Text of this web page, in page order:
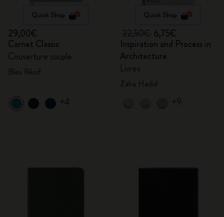
Quick Shop
29,00€
Carnet Classic
Couverture souple
+4
Quick Shop
6,75€
Inspiration and Process in
Architecture
Livres
+9